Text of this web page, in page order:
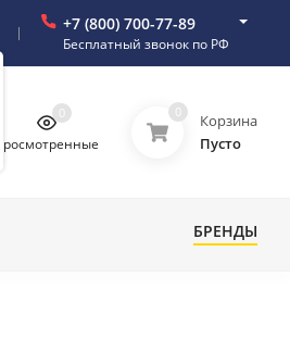
+7 (800) 700-77-89
Бесплатный звонок по РФ
Просмотренные
0 0
Корзина
Пусто
БРЕНДЫ